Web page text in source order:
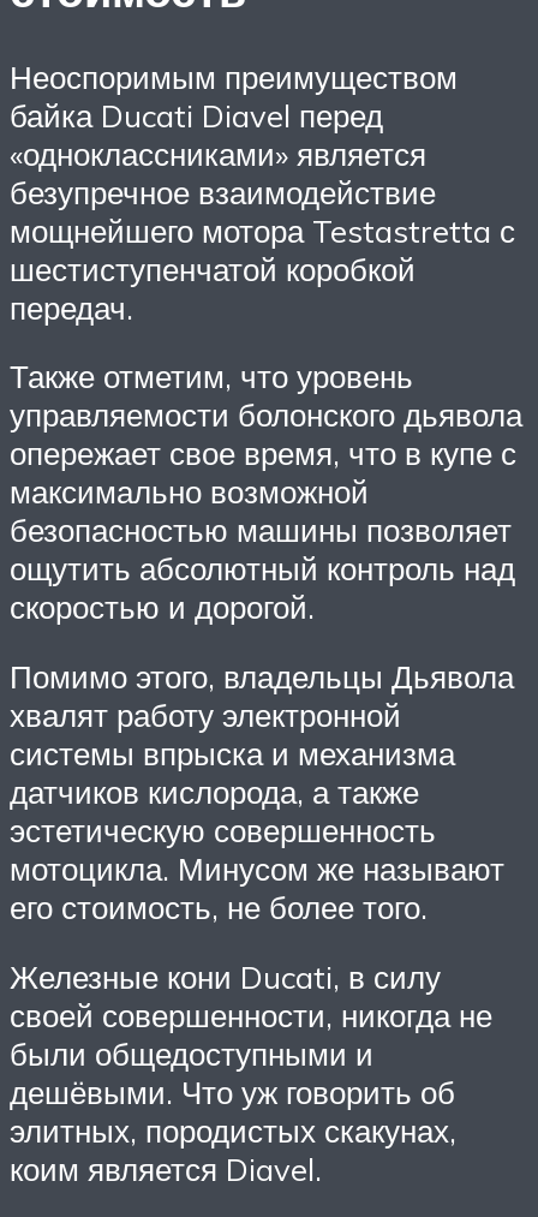
Неоспоримым преимуществом
байка Ducati Diavel перед
«одноклассниками» является
безупречное взаимодействие
мощнейшего мотора Testastretta с
шестиступенчатой коробкой
передач.
Также отметим, что уровень
управляемости болонского дьявола
опережает свое время, что в купе с
максимально возможной
безопасностью машины позволяет
ощутить абсолютный контроль над
скоростью и дорогой.
Помимо этого, владельцы Дьявола
хвалят работу электронной
системы впрыска и механизма
датчиков кислорода, а также
эстетическую совершенность
мотоцикла. Минусом же называют
его стоимость, не более того.
Железные кони Ducati, в силу
своей совершенности, никогда не
были общедоступными и
дешёвыми. Что уж говорить об
элитных, породистых скакунах,
коим является Diavel.